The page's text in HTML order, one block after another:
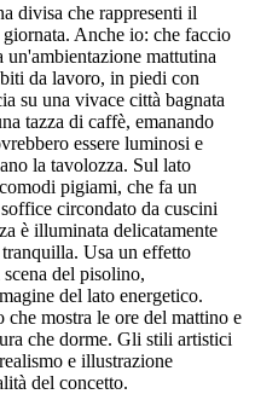
divisa che rappresenti il
Anche io: che faccio
mattutina
da lavoro, in piedi con
su una vivace città bagnata
tazza di caffè, emanando
essere luminosi e
la tavolozza. Sul lato
pigiami, che fa un
circondato da cuscini
è illuminata delicatamente
Usa un effetto
del pisolino,
del lato energetico.
mostra le ore del mattino e
che dorme. Gli stili artistici
e illustrazione
del concetto.